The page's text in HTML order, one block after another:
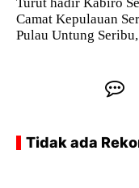
Camat Kepulauan
Pulau Untung
Tidak ada